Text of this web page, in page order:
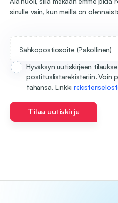
sinulle vain, kun meillä on
Sähköpostiosoite (Pakollinen)
Hyväksyn uutiskirjeen
postituslistarekisteriin. Voin
tahansa. Linkki
Tilaa uutiskirje